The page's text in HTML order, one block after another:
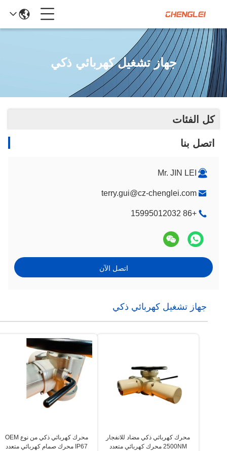
جهاز تشغيل كهربائي ذكي
كل الفئات
اتصل بنا
Mr. JIN LEI
terry.gui@cz-chenglei.com
+86 15995012032
اتصل الآن
جهاز تشغيل كهربائي ذكي
محرك كهربائي ذكي مضاد للانفجار
2500NM محرك كهربائي متعدد
محرك كهربائي ذكي من نوع OEM
IP67 محرك صمام كهربائي متعدد